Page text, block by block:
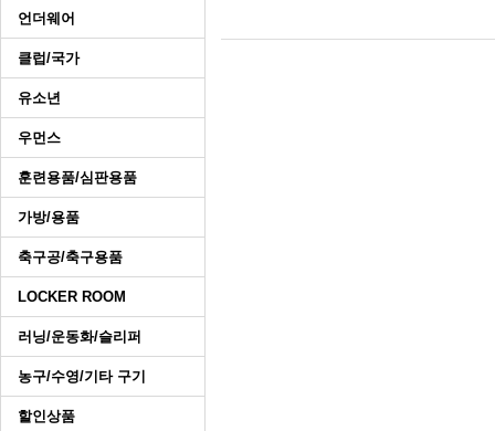
언더웨어
클럽/국가
유소년
우먼스
훈련용품/심판용품
가방/용품
축구공/축구용품
LOCKER ROOM
러닝/운동화/슬리퍼
농구/수영/기타 구기
할인상품